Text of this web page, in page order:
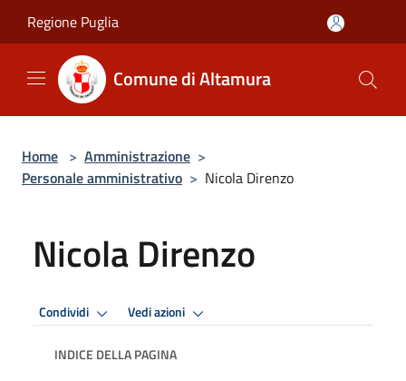
Regione Puglia
Comune di Altamura
Home > Amministrazione >
Personale amministrativo > Nicola Direnzo
Nicola Direnzo
Condividi Vedi azioni
INDICE DELLA PAGINA